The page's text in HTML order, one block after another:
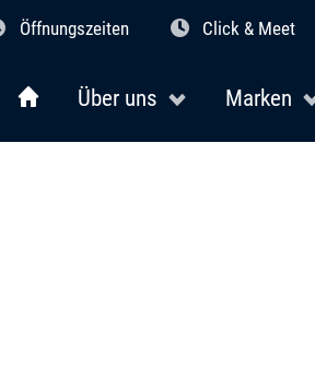
Öffnungszeiten Click & Meet
Über uns Marken